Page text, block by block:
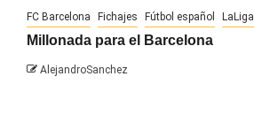
FC Barcelona Fichajes Fútbol español LaLiga
Millonada para el Barcelona
AlejandroSanchez